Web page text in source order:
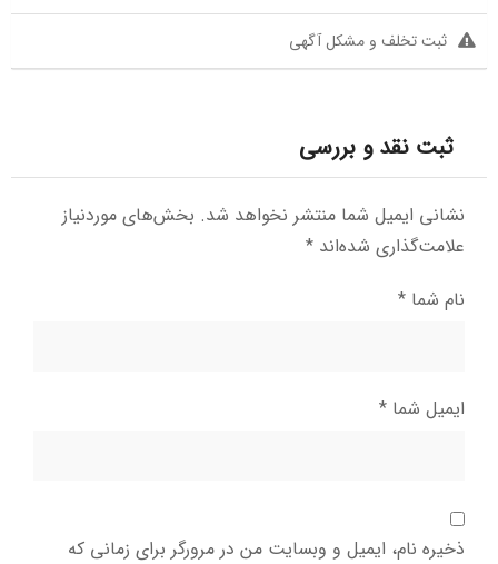
ثبت تخلف و مشکل آگهی
ثبت نقد و بررسی
نشانی ایمیل شما منتشر نخواهد شد. بخش‌های موردنیاز
علامت‌گذاری شده‌اند *
نام شما *
ایمیل شما *
ذخیره نام، ایمیل و وبسایت من در مرورگر برای زمانی که